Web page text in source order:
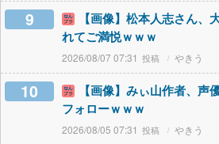
9
【画像】松本人志さん、
れてご満悦ｗｗｗ
2026/08/07 07:31 やきう
10
【画像】みぃ山作者、声
フォローｗｗｗ
2026/08/05 07:31 やきう